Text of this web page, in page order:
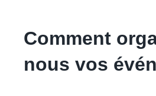
Comment
nous vos